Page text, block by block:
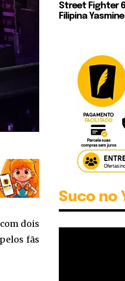
dois
fãs
Street Fighter
Filipina Yasmine
Suco no